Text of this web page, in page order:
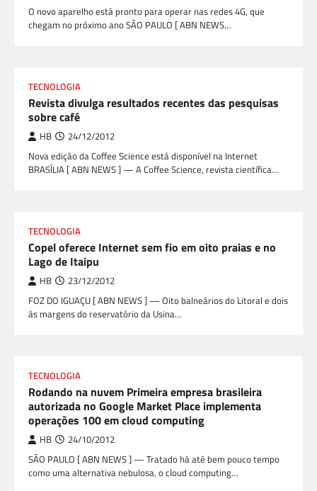
O novo aparelho está pronto para operar nas redes 4G, que
chegam no próximo ano SÃO PAULO [ ABN NEWS…
TECNOLOGIA
Revista divulga resultados recentes das pesquisas
sobre café
HB 24/12/2012
Nova edição da Coffee Science está disponível na Internet
BRASÍLIA [ ABN NEWS ] — A Coffee Science, revista científica…
TECNOLOGIA
Copel oferece Internet sem fio em oito praias e no
Lago de Itaipu
HB 23/12/2012
FOZ DO IGUAÇU [ ABN NEWS ] — Oito balneários do Litoral e dois
às margens do reservatório da Usina…
TECNOLOGIA
Rodando na nuvem Primeira empresa brasileira
autorizada no Google Market Place implementa
operações 100 em cloud computing
HB 24/10/2012
SÃO PAULO [ ABN NEWS ] — Tratado há até bem pouco tempo
como uma alternativa nebulosa, o cloud computing…